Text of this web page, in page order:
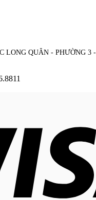
LONG QUÂN - PHƯỜNG 3